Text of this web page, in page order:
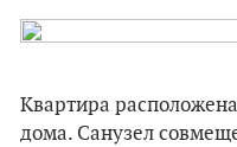
Квартира
дома. Санузел